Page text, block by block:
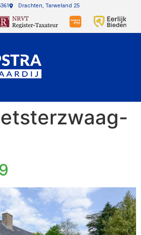
Drachten, Tarweland 25